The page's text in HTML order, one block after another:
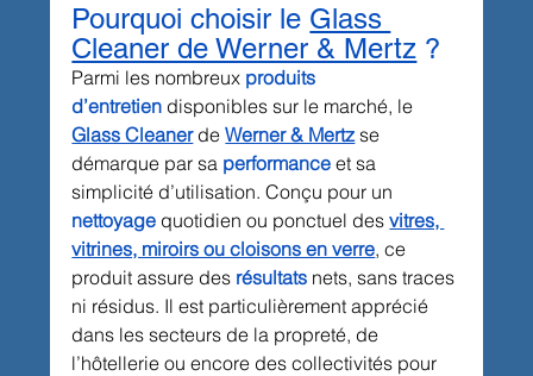
Pourquoi choisir le Glass
Cleaner de Werner & Mertz ?
Parmi les nombreux produits
d’entretien disponibles sur le marché, le
Glass Cleaner de Werner & Mertz se
démarque par sa performance et sa
simplicité d’utilisation. Conçu pour un
nettoyage quotidien ou ponctuel des vitres,
vitrines, miroirs ou cloisons en verre, ce
produit assure des résultats nets, sans traces
ni résidus. Il est particulièrement apprécié
dans les secteurs de la propreté, de
l’hôtellerie ou encore des collectivités pour